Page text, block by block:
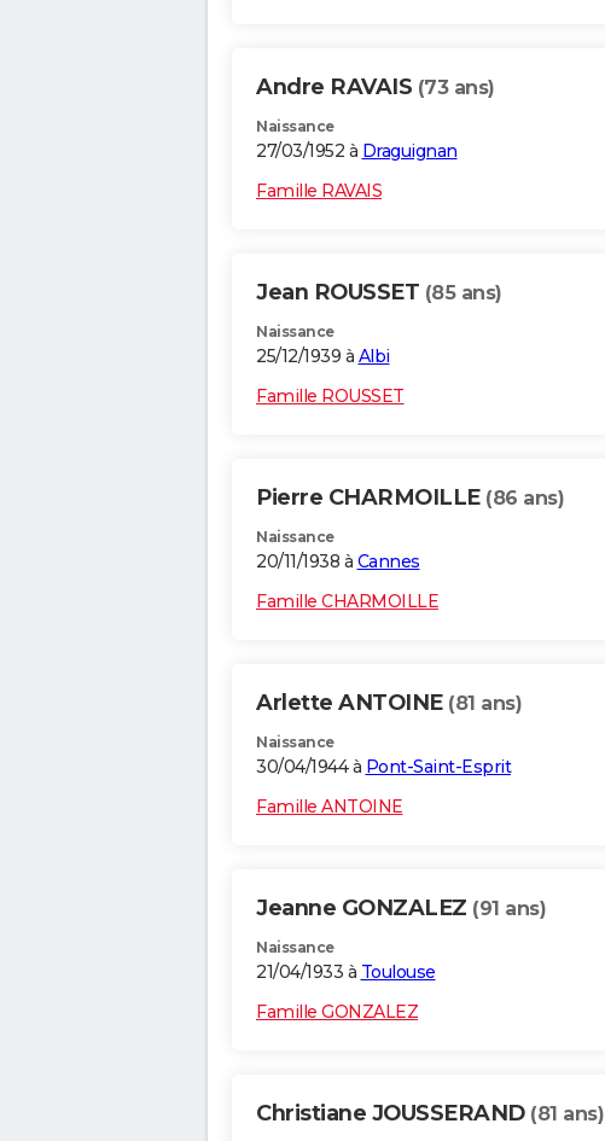
Andre RAVAIS (73 ans)
Naissance
27/03/1952 à Draguignan
Famille RAVAIS
Jean ROUSSET (85 ans)
Naissance
25/12/1939 à Albi
Famille ROUSSET
Pierre CHARMOILLE (86 ans)
Naissance
20/11/1938 à Cannes
Famille CHARMOILLE
Arlette ANTOINE (81 ans)
Naissance
30/04/1944 à Pont-Saint-Esprit
Famille ANTOINE
Jeanne GONZALEZ (91 ans)
Naissance
21/04/1933 à Toulouse
Famille GONZALEZ
Christiane JOUSSERAND (81 ans)